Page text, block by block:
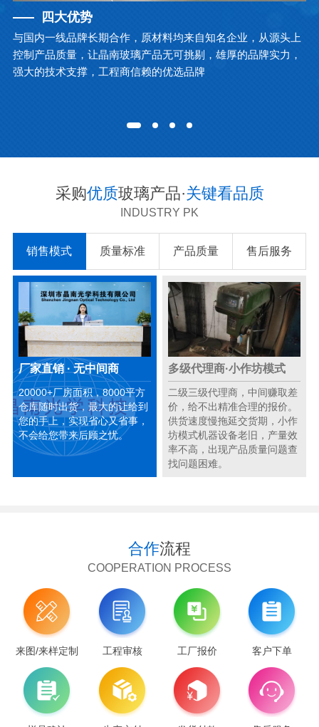
四大优势
与国内一线品牌长期合作，原材料均来自知名企业，从源头上
控制产品质量，让晶南玻璃产品无可挑剔，雄厚的品牌实力，
强大的技术支撑，工程商信赖的优选品牌
采购优质玻璃产品·关键看品质
INDUSTRY PK
销售模式 质量标准 产品质量 售后服务
厂家直销 · 无中间商
20000+厂房面积，8000平方
仓库随时出货，最大的让给到
您的手上，实现省心又省事，
不会给您带来后顾之忧。
多级代理商·小作坊模式
二级三级代理商，中间赚取差
价，给不出精准合理的报价。
供货速度慢拖延交货期，小作
坊模式机器设备老旧，产量效
率不高，出现产品质量问题查
找问题困难。
合作流程
COOPERATION PROCESS
来图/来样定制 工程审核 工厂报价 客户下单